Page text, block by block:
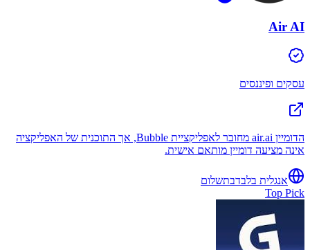
Air AI
עסקים ופיננסים
הדומיין air.ai מחובר לאפליקציית Bubble, אך התוכנית של האפליקציה
אינה מציעה דומיין מותאם אישית.
אנגלית בלבדבתשלום
Top Pick